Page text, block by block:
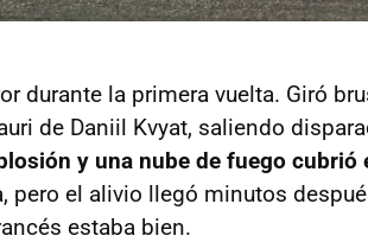
durante la primera vuelta. Giró
de Daniil Kvyat, saliendo
y una nube de fuego cubrió
pero el alivio llegó minutos
estaba bien.